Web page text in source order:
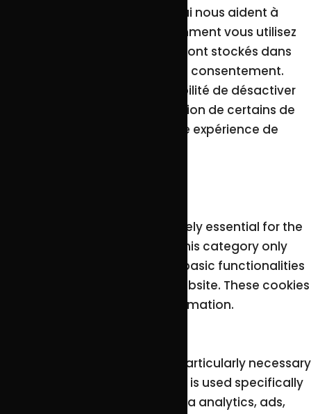
également des cookies tiers qui nous aident à
analyser et à comprendre comment vous utilisez
ce site Web. Ces cookies ne seront stockés dans
votre navigateur qu'avec votre consentement.
Vous avez également la possibilité de désactiver
ces cookies. Mais la désactivation de certains de
ces cookies peut affecter votre expérience de
Necessary cookies are absolutely essential for the
website to function properly. This category only
includes cookies that ensures basic functionalities
and security features of the website. These cookies
do not store any personal information.
Any cookies that may not be particularly necessary
for the website to function and is used specifically
to collect user personal data via analytics, ads,